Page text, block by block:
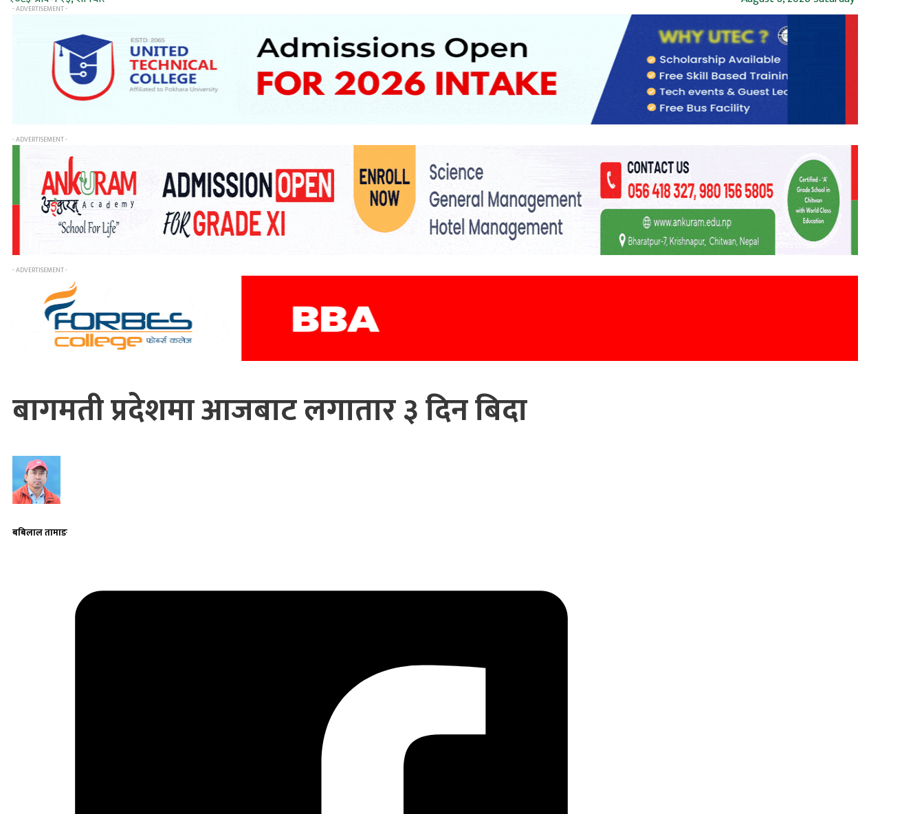
- ADVERTISEMENT -
- ADVERTISEMENT -
- ADVERTISEMENT -
बागमती प्रदेशमा आजबाट लगातार ३ दिन बिदा
बबिलाल तामाङ